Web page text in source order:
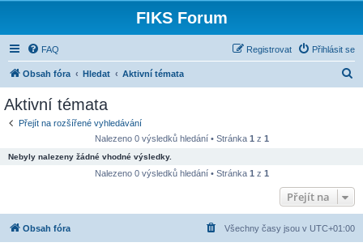
FIKS Forum
FAQ Přihlásit se
Registrovat
Obsah fóra Hledat Aktivní témata
Aktivní témata
Přejít na rozšířené vyhledávání
Nalezeno 0 výsledků hledání • Stránka 1 z 1
Nebyly nalezeny žádné vhodné výsledky.
Nalezeno 0 výsledků hledání • Stránka 1 z 1
Přejít na
Obsah fóra Všechny časy jsou v UTC+01:00